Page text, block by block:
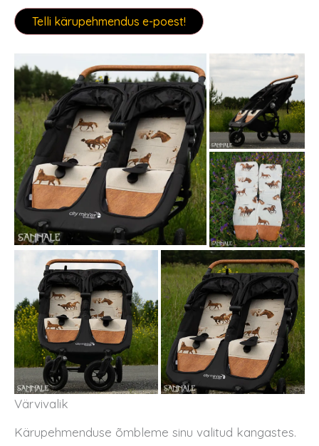
Telli kärupehmendus e-poest!
Värvivalik
Kärupehmenduse õmbleme sinu valitud kangastes.